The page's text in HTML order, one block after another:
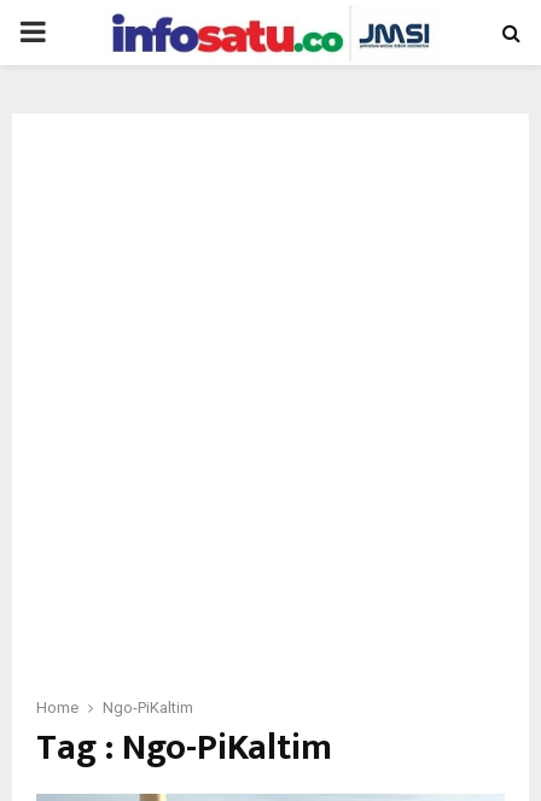
PRIMARY
Home Ngo-PiKaltim
Tag : Ngo-PiKaltim